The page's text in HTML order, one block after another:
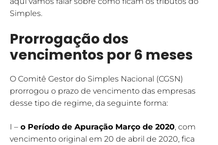
Simples.
Prorrogação dos
vencimentos por 6 meses
O Comitê Gestor do Simples Nacional (CGSN)
prorrogou o prazo de vencimento das empresas
desse tipo de regime, da seguinte forma:
I – o Período de Apuração Março de 2020, com
vencimento original em 20 de abril de 2020, fica